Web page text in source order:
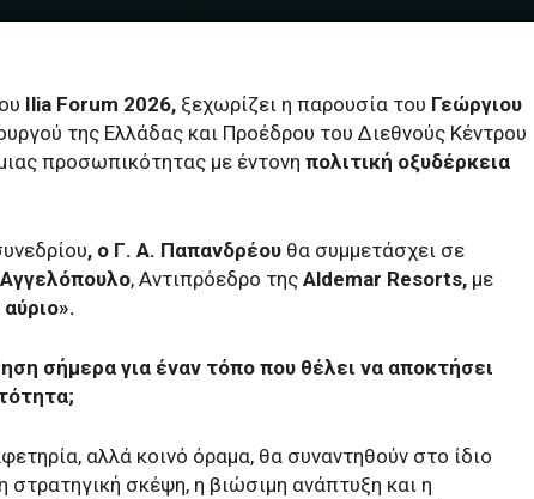
Ilia Forum 2026, ξεχωρίζει η παρουσία του Γεώργιου
της Ελλάδας και Προέδρου του Διεθνούς Κέντρου
προσωπικότητας με έντονη πολιτική οξυδέρκεια
, ο Γ. Α. Παπανδρέου θα συμμετάσχει σε
, Αντιπρόεδρο της Aldemar Resorts, με
σήμερα για έναν τόπο που θέλει να αποκτήσει
αλλά κοινό όραμα, θα συναντηθούν στο ίδιο
στρατηγική σκέψη, η βιώσιμη ανάπτυξη και η